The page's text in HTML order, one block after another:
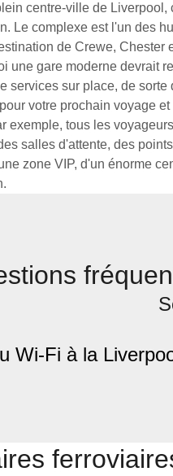
centre-ville de Liverpool,
Le complexe est l'un des
de Crewe, Chester
une gare moderne devrait
services sur place, de
votre prochain voyage
exemple, tous les
salles d'attente, des
zone VIP, d'un énorme
Wi-Fi à la